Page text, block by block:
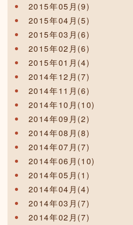
2015年05月(9)
2015年04月(5)
2015年03月(6)
2015年02月(6)
2015年01月(4)
2014年12月(7)
2014年11月(6)
2014年10月(10)
2014年09月(2)
2014年08月(8)
2014年07月(7)
2014年06月(10)
2014年05月(1)
2014年04月(4)
2014年03月(7)
2014年02月(7)